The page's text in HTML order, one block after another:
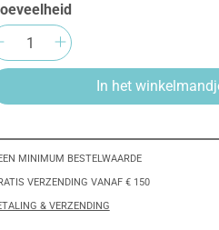
In het
MINIMUM BESTELWAARDE
VERZENDING VANAF € 150
& VERZENDING